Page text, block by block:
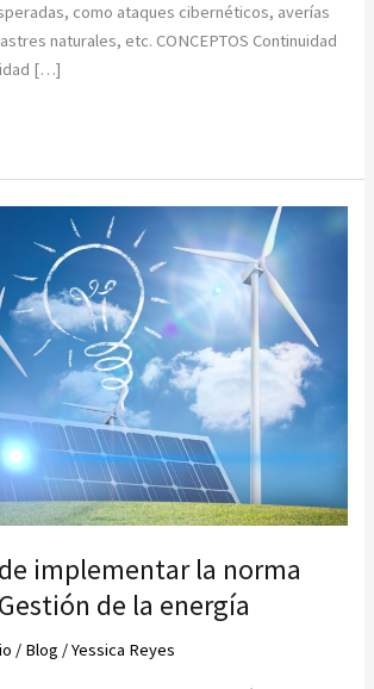
como ataques cibernéticos, averías
naturales, etc. CONCEPTOS Continuidad
[…]
implementar la norma
de la energía
/ Blog /Yessica Reyes